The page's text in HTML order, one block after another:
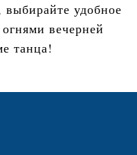
удобное
вечерней
танца!